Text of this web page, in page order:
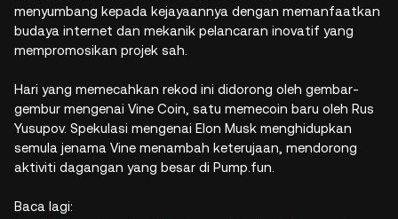
menyumbang kepada kejayaannya dengan memanfaatkan
budaya internet dan mekanik pelancaran inovatif yang
mempromosikan projek sah.
Hari yang memecahkan rekod ini didorong oleh gembar-
gembur mengenai Vine Coin, satu memecoin baru oleh Rus
Yusupov. Spekulasi mengenai Elon Musk menghidupkan
semula jenama Vine menambah keterujaan, mendorong
aktiviti dagangan yang besar di Pump.fun.
Baca lagi: